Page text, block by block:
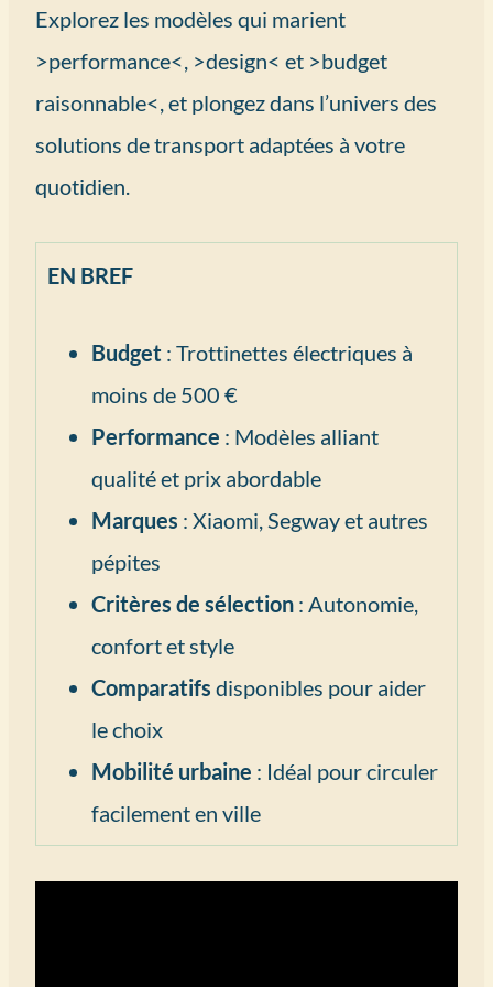
Explorez les modèles qui marient
>performance<, >design< et >budget
raisonnable<, et plongez dans l’univers des
solutions de transport adaptées à votre
quotidien.
EN BREF
Budget : Trottinettes électriques à
moins de 500 €
Performance : Modèles alliant
qualité et prix abordable
Marques : Xiaomi, Segway et autres
pépites
Critères de sélection : Autonomie,
confort et style
Comparatifs disponibles pour aider
le choix
Mobilité urbaine : Idéal pour circuler
facilement en ville